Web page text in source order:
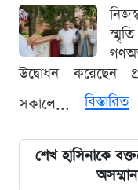
উদ্বোধন করেছেন
সকালে...
বিস্তারিত
শেখ হাসিনাকে